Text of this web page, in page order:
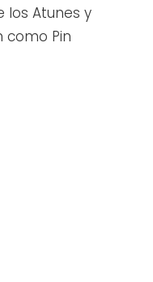
los Atunes y
como Pin